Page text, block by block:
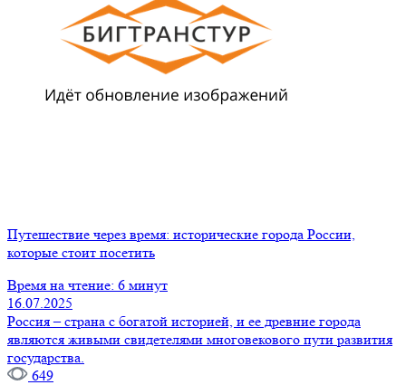
Путешествие через время: исторические города России,
которые стоит посетить
Время на чтение: 6 минут
16.07.2025
Россия – страна с богатой историей, и ее древние города
являются живыми свидетелями многовекового пути развития
государства.
649